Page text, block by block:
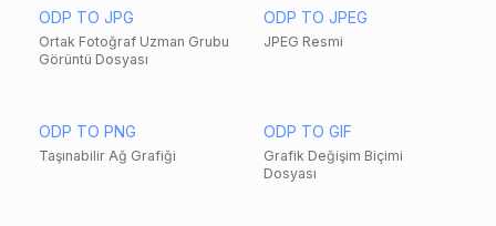
ODP TO JPG
Ortak Fotoğraf Uzman Grubu
Görüntü Dosyası
ODP TO JPEG
JPEG Resmi
ODP TO PNG
Taşınabilir Ağ Grafiği
ODP TO GIF
Grafik Değişim Biçimi
Dosyası